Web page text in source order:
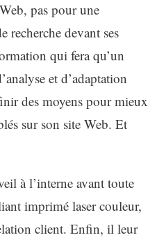
pas pour une
recherche devant ses
qui fera qu’un
et d’adaptation
des moyens pour mieux
sur son site Web. Et
à l’interne avant toute
imprimé laser couleur,
client. Enfin, il leur